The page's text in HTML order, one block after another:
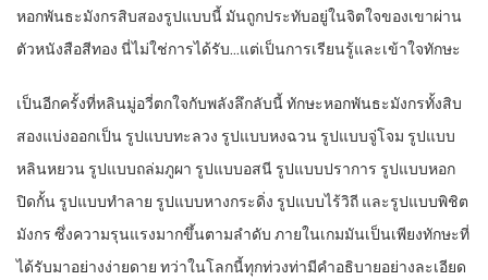
หอกพันธะมังกรสิบสองรูปแบบนี้ มันถูกประทับอยู่ในจิตใจของเขาผ่าน
ตัวหนังสือสีทอง นี่ไม่ใช่การได้รับ…แต่เป็นการเรียนรู้และเข้าใจทักษะ
เป็นอีกครั้งที่หลินมู่อวี่ตกใจกับพลังลึกลับนี้ ทักษะหอกพันธะมังกรทั้งสิบ
สองแบ่งออกเป็น รูปแบบทะลวง รูปแบบหงฉวน รูปแบบจู่โจม รูปแบบ
หลินหยวน รูปแบบถล่มภูผา รูปแบบอสนี รูปแบบปราการ รูปแบบหอก
ปิดกั้น รูปแบบทำลาย รูปแบบหางกระดิ่ง รูปแบบไร้วิถี และรูปแบบพิชิต
มังกร ซึ่งความรุนแรงมากขึ้นตามลำดับ ภายในเกมมันเป็นเพียงทักษะที่
ได้รับมาอย่างง่ายดาย ทว่าในโลกนี้ทุกท่วงท่ามีคำอธิบายอย่างละเอียด